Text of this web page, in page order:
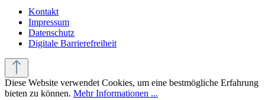
Kontakt
Impressum
Datenschutz
Digitale Barrierefreiheit
Diese Website verwendet Cookies, um eine bestmögliche Erfahrung
bieten zu können. Mehr Informationen ...